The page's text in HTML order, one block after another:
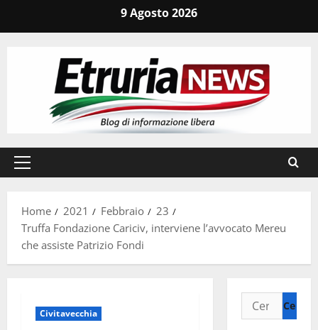
9 Agosto 2026
Menu
Home
2021 Febbraio
23
Truffa Fondazione Cariciv, interviene l’avvocato Mereu
che assiste Patrizio Fondi
Civitavecchia
Ricerca
per: